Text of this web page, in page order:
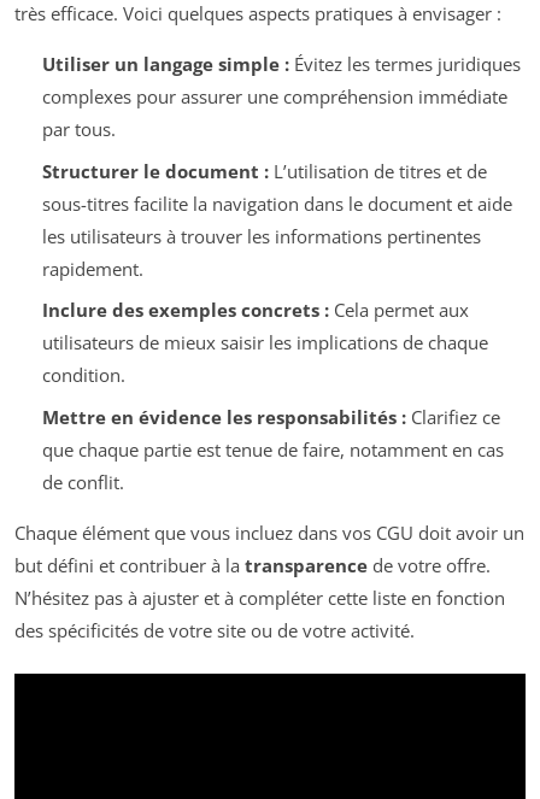
très efficace. Voici quelques aspects pratiques à envisager :
Utiliser un langage simple :Évitez les termes juridiques
complexes pour assurer une compréhension immédiate
par tous.
Structurer le document :L’utilisation de titres et de
sous-titres facilite la navigation dans le document et aide
les utilisateurs à trouver les informations pertinentes
rapidement.
Inclure des exemples concrets :Cela permet aux
utilisateurs de mieux saisir les implications de chaque
condition.
Mettre en évidence les responsabilités :Clarifiez ce
que chaque partie est tenue de faire, notamment en cas
de conflit.
Chaque élément que vous incluez dans vos CGU doit avoir un
but défini et contribuer à la transparence de votre offre.
N’hésitez pas à ajuster et à compléter cette liste en fonction
des spécificités de votre site ou de votre activité.